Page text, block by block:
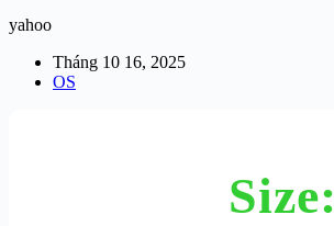
yahoo
Tháng 10 16, 2025
OS
Size: